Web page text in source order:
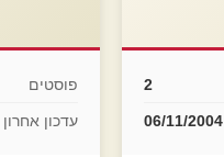
2
06/11/2004
פוסטים
עדכון אחרון